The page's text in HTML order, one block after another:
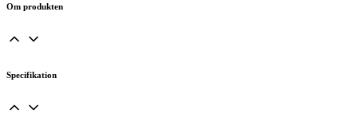
(Burk)
Om produkten
Specifikation